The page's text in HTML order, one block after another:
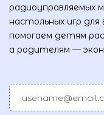
радиоуправляемых
настольных игр для
помогаем детям
а родителям —